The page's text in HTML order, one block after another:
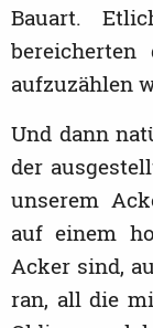
Bauart.
aufzuzählen
Und dann
der
unserem
auf einem
Acker sind,
ran, all die